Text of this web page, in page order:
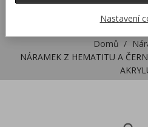
Domů
NÁRAMEK Z HEMATITU A
Nastavení